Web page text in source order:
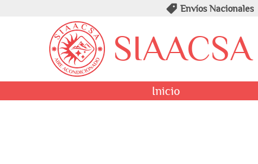
Envíos Nacionales
SIAACSA
Inicio